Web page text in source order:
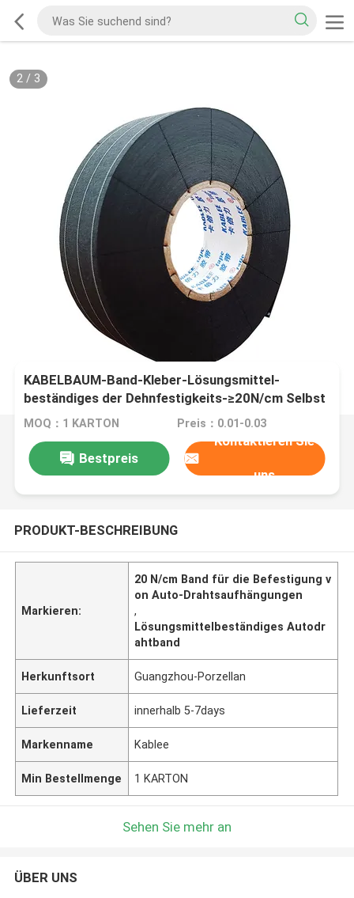
2/ 3
KABELBAUM-Band-Kleber-Lösungsmittel-
beständiges der Dehnfestigkeits-≥20N/cm Selbst
MOQ：1 KARTON Preis：0.01-0.03
Bestpreis
Kontaktieren Sie
uns
PRODUKT-BESCHREIBUNG
Markieren:
20 N/cm Band für die Befestigung v
on Auto-Drahtsaufhängungen
,
Lösungsmittelbeständiges Autodr
ahtband
Herkunftsort Guangzhou-Porzellan
Lieferzeit innerhalb 5-7days
Markenname Kablee
Min Bestellmenge 1 KARTON
Sehen Sie mehr an
ÜBER UNS